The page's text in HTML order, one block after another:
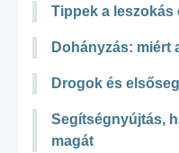
Tippek a leszokás
Dohányzás: miért
Drogok és
Segítségnyújtás,
magát